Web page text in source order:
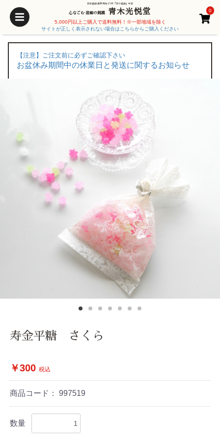
京都老舗 創業 明治25年「京の老舗」受賞
心なごむ 故郷の銘菓 青木光悦堂
5,000円以上ご購入で送料無料！※一部地域を除く
サイトが正しく表示されない場合はこちらからご購入ください
0
【注意】ご注文前に必ずご確認下さい
お盆休み期間中の休業日と発送に関するお知らせ
寿金平糖 さくら
￥300 税込
商品コード： 997519
数量